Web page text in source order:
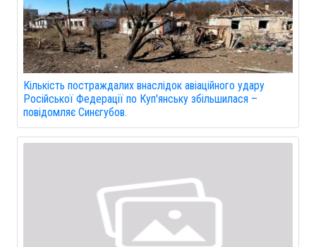
Кількість постраждалих внаслідок авіаційного удару
Російської Федерації по Куп'янську збільшилася –
повідомляє Синєгубов.